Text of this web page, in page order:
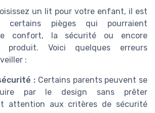
un lit pour votre enfant, il est
certains pièges qui pourraient
confort, la sécurité ou encore
produit. Voici quelques erreurs
:
: Certains parents peuvent se
par le design sans prêter
attention aux critères de sécurité